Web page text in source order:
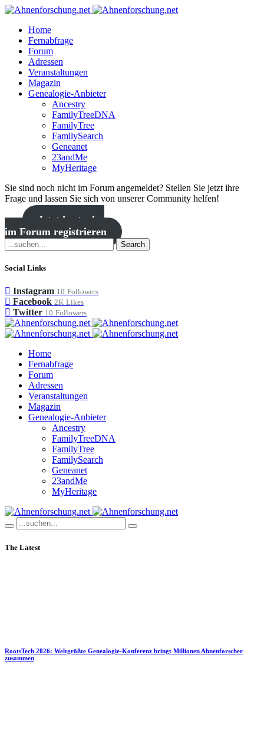
Home
Fernabfrage
Forum
Adressen
Veranstaltungen
Magazin
Genealogie-Anbieter
Ancestry
FamilyTreeDNA
FamilyTree
FamilySearch
Geneanet
23andMe
MyHeritage
Sie sind noch nicht im Forum angemeldet? Stellen Sie jetzt ihre
Frage und lassen Sie sich von unserer Community helfen!
Jetzt kostenlos
im Forum registrieren
Search
Social Links
Instagram 10 Followers
Facebook 2K Likes
Twitter 10 Followers
Home
Fernabfrage
Forum
Adressen
Veranstaltungen
Magazin
Genealogie-Anbieter
Ancestry
FamilyTreeDNA
FamilyTree
FamilySearch
Geneanet
23andMe
MyHeritage
The Latest
RootsTech 2026: Weltgrößte Genealogie-Konferenz bringt Millionen Ahnenforscher
zusammen